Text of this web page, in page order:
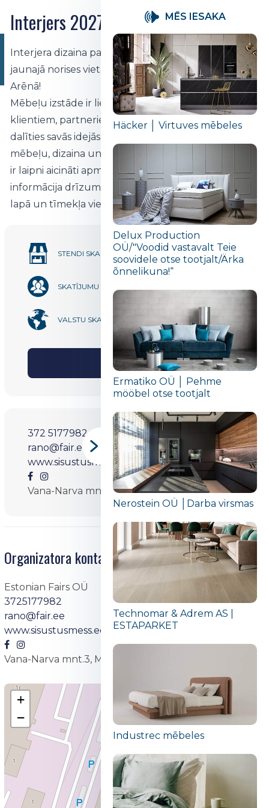
UZ TIKŠANOS 16.-18.
APRĪLĪ UNIBET ARĒNĀ
Interjers 2027
Interjera dizaina pasaule, satiekamies atkal! Jau
jaunajā norises vietā 2027. gada 16.-18. aprīlī Unibet
Arēnā!
Mēbeļu izstāde ir lieliska iespēja klātienē tikties ar
klientiem, partneriem un piegādātājiem, kā arī
dalīties savās idejās un pārdomās. Visi interjera,
mēbeļu, dizaina un nekustamā īpašuma uzņēmumi
ir laipni aicināti apmeklēt Unibet Arēnu. Sīkāka
informācija drīzumā būs pieejama mūsu facebook
lapā un tīmekļa vietnē.
STENDI SKAITĀS 111
SKATĪJUMU SKAITS
VALSTU SKAITS
DALĪTIES
372 5177982
rano@fair.ee
www.sisustusmess.ee
Vana-Narva mnt.3, Maardu
Organizatora kontakti
Estonian Fairs OÜ
3725177982
rano@fair.ee
www.sisustusmess.ee
Vana-Narva mnt.3, Maardu
+
−
MĒS IESAKA
Häcker │ Virtuves mēbeles
Delux Production
OÜ/"Voodid vastavalt Teie
soovidele otse tootjalt/Ärka
õnnelikuna!“
Ermatiko OÜ │ Pehme
mööbel otse tootjalt
Nerostein OÜ │Darba virsmas
Technomar & Adrem AS |
ESTAPARKET
Industrec mēbeles